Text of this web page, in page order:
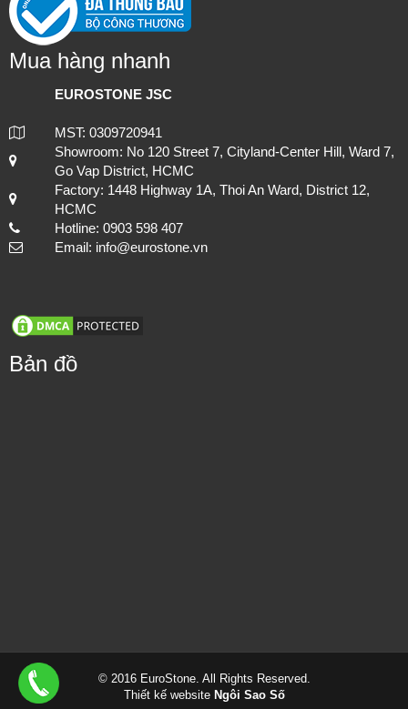
Mua hàng nhanh
EUROSTONE JSC
MST: 0309720941
Showroom: No 120 Street 7, Cityland-Center Hill, Ward 7,
Go Vap District, HCMC
Factory: 1448 Highway 1A, Thoi An Ward, District 12,
HCMC
Hotline: 0903 598 407
Email: info@eurostone.vn
Bản đồ
© 2016 EuroStone. All Rights Reserved.
Thiết kế website Ngôi Sao Số